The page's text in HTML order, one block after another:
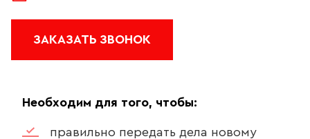
ЗАКАЗАТЬ ЗВОНОК
Необходим для того, чтобы:
правильно передать дела новому